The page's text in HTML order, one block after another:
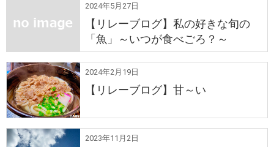
2024年5月27日
【リレーブログ】私の好きな旬の
「魚」～いつが食べごろ？～
2024年2月19日
【リレーブログ】甘～い
2023年11月2日